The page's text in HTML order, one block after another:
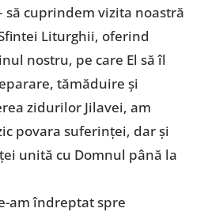
să cuprindem vizita noastră
Liturghii, oferind
nostru, pe care El să îl
tămăduire și
zidurilor Jilavei, am
povara suferinței, dar și
unită cu Domnul până la
am îndreptat spre